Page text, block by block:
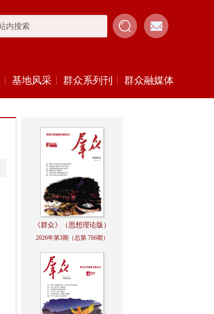
基地风采 群众系列刊 群众融媒体
《群众》（思想理论版）
2026年第3期（总第 766期）